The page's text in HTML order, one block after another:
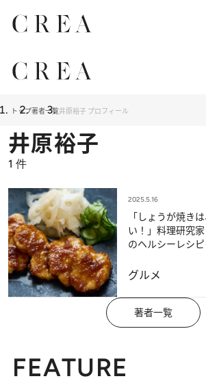
トップ著者一覧井原裕子 プロフィール
井原裕子
1 件
2025.5.16
「しょうが焼き
い！」料理研究
のヘルシーレシ
グルメ
著者一覧
FEATURE